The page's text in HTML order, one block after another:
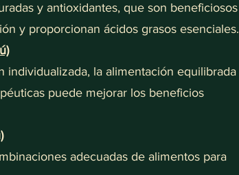
y antioxidantes, que son beneficiosos
y proporcionan ácidos grasos esenciales.
individualizada, la alimentación equilibrada
puede mejorar los beneficios
adecuadas de alimentos para